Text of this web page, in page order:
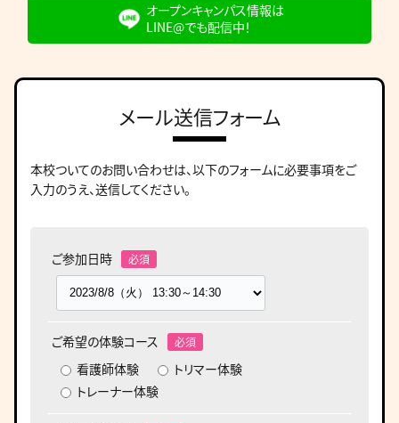
オープンキャンパス情報は
LINE@でも配信中！
メール送信フォーム
本校ついてのお問い合わせは、以下のフォームに必要事項をご
入力のうえ、送信してください。
ご参加日時
ご希望の体験コース
看護師体験
トリマー体験
トレーナー体験